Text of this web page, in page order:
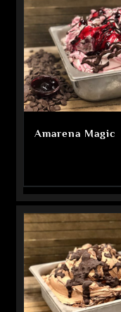
Amarena Magic